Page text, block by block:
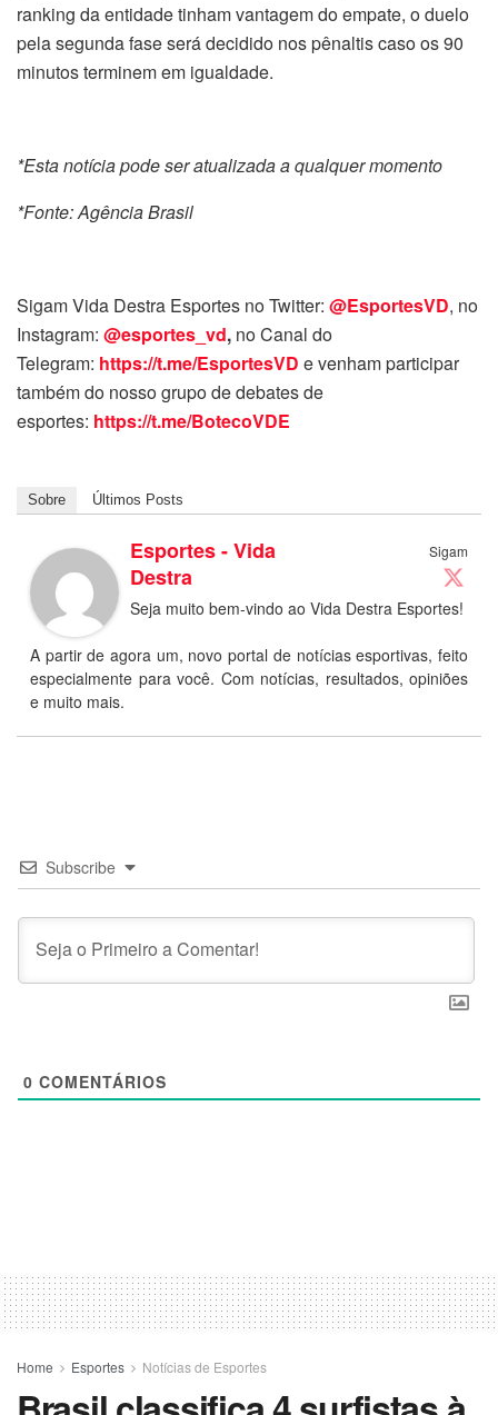
ranking da entidade tinham vantagem do empate, o duelo
pela segunda fase será decidido nos pênaltis caso os 90
minutos terminem em igualdade.
*Esta notícia pode ser atualizada a qualquer momento
*Fonte: Agência Brasil
Sigam Vida Destra Esportes no Twitter: @EsportesVD, no
Instagram: @esportes_vd, no Canal do
Telegram: https://t.me/EsportesVD e venham participar
também do nosso grupo de debates de
esportes: https://t.me/BotecoVDE
Sobre Últimos Posts
Sigam
Esportes - Vida
Destra
Seja muito bem-vindo ao Vida Destra Esportes!
A partir de agora um, novo portal de notícias esportivas, feito
especialmente para você. Com notícias, resultados, opiniões
e muito mais.
Subscribe
0 COMENTÁRIOS
Home Esportes Notícias de Esportes